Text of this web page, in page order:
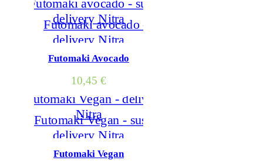
Futomaki Avocado
10,45 €
Futomaki Vegan